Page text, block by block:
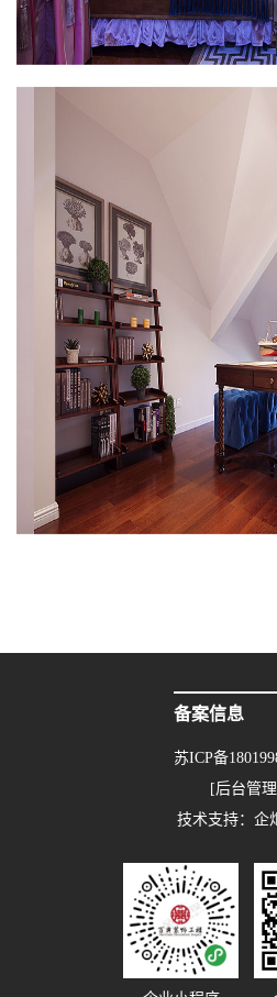
备案信息
苏ICP备
[后台管
技术支持： 企